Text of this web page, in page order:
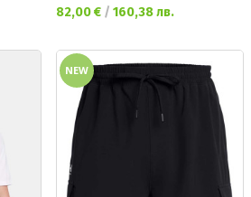
Текуща цена:
82,00 € / 160,38 лв.
NEW